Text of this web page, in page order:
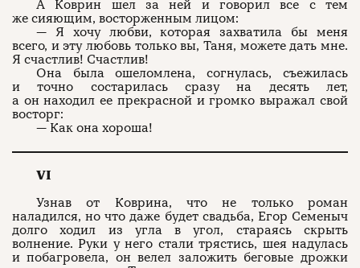
А Коврин шел за ней и говорил все с тем
же сияющим, восторженным лицом:
— Я хочу любви, которая захватила бы меня
всего, и эту любовь только вы, Таня, можете дать мне.
Я счастлив! Счастлив!
Она была ошеломлена, согнулась, съежилась
и точно состарилась сразу на десять лет,
а он находил ее прекрасной и громко выражал свой
восторг:
— Как она хороша!
VI
Узнав от Коврина, что не только роман
наладился, но что даже будет свадьба, Егор Семеныч
долго ходил из угла в угол, стараясь скрыть
волнение. Руки у него стали трястись, шея надулась
и побагровела, он велел заложить беговые дрожки
Подписаться на журнал
Пользовательское соглашение
Политика конфиденциальности
(c) ЧТИВО 2026. Все права защищены
Разработка:
Astroshock